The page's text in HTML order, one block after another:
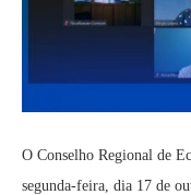
O Conselho Regional de
segunda-feira, dia 17 de